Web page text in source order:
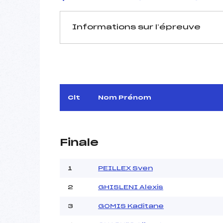
Informations sur l’épreuve
Arbitre :
Assistant :
Nombre de portes :
Traceur :
Clt Nom Prénom
Finale
1 PEILLEX Sven
2 GHISLENI Alexis
3 GOMIS Kaditane